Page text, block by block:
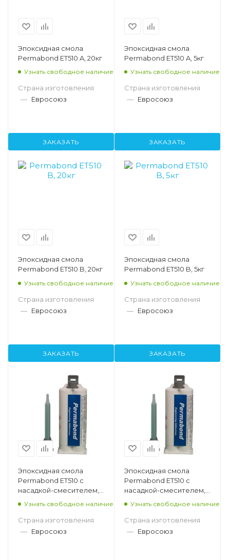
Эпоксидная смола
Permabond ET510 A, 20кг
Узнать свободное наличие
Страна изготовления
— Евросоюз
ЗАКАЗАТЬ
Эпоксидная смола
Permabond ET510 A, 5кг
Узнать свободное наличие
Страна изготовления
— Евросоюз
ЗАКАЗАТЬ
Эпоксидная смола
Permabond ET510 B, 20кг
Узнать свободное наличие
Страна изготовления
— Евросоюз
ЗАКАЗАТЬ
Эпоксидная смола
Permabond ET510 B, 5кг
Узнать свободное наличие
Страна изготовления
— Евросоюз
ЗАКАЗАТЬ
Эпоксидная смола
Permabond ET510 с
насадкой-смесителем,
Узнать свободное наличие
Страна изготовления
— Евросоюз
Эпоксидная смола
Permabond ET510 с
насадкой-смесителем,
Узнать свободное наличие
Страна изготовления
— Евросоюз